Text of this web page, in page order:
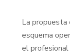
La
esquema
el profesional